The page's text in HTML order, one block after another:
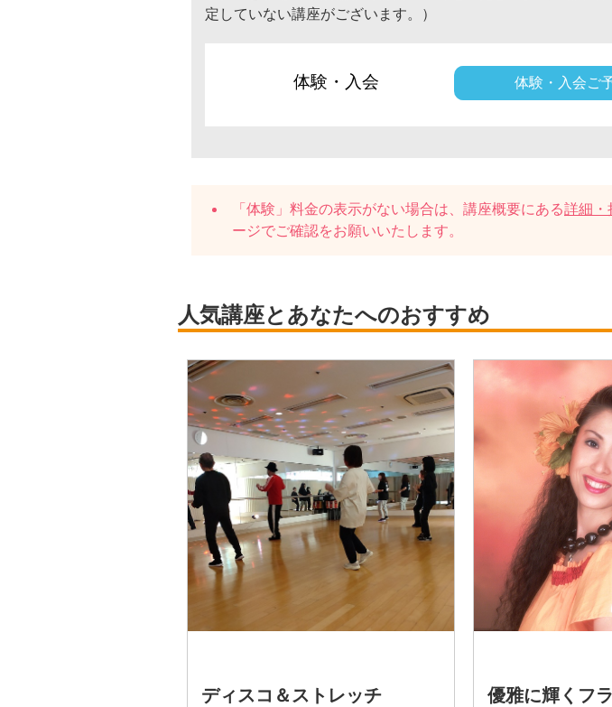
定していない講座がございます。）
体験・入会 体験・入会ご
「体験」料金の表示がない場合は、講座概要にある詳細・
ージでご確認をお願いいたします。